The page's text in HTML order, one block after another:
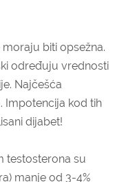
biti opsežna.
određuju vrednosti
Najčešća
Impotencija kod tih
dijabet!
testosterona su
manje od 3-4%